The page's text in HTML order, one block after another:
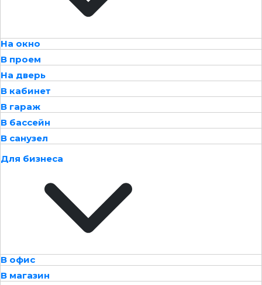
На окно
В проем
На дверь
В кабинет
В гараж
В бассейн
В санузел
Для бизнеса
В офис
В магазин